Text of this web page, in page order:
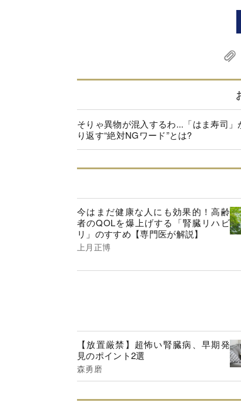
そりゃ異物が混入するわ...「はま寿司」
り返す“絶対NGワード”とは?
今はまだ健康な人にも効果的！高齢
者のQOLを爆上げする「腎臓リハビ
リ」のすすめ【専門医が解説】
上月正博
【放置厳禁】超怖い腎臓病、早期発
見のポイント2選
森勇磨